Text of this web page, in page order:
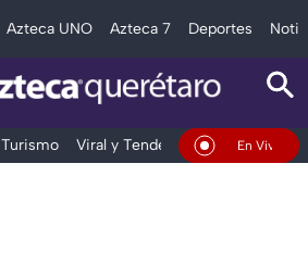
Azteca UNO Azteca 7 Deportes
Turismo Viral y Tendencia Clima
En Vivo